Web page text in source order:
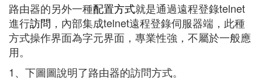
路由器的另外一種配置方式就是通過遠程登錄telnet
進行訪問 ，內部集成telnet遠程登錄伺服器端，此種
方式操作界面為字元界面，專業性強，不屬於一般應
用。
1、下圖圖說明了路由器的訪問方式。